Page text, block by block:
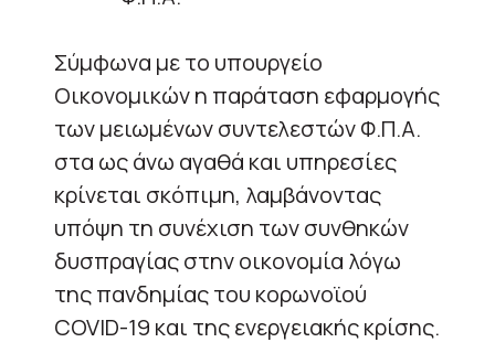
Σύμφωνα με το υπουργείο
Οικονομικών η παράταση εφαρμογής
των μειωμένων συντελεστών Φ.Π.Α.
στα ως άνω αγαθά και υπηρεσίες
κρίνεται σκόπιμη, λαμβάνοντας
υπόψη τη συνέχιση των συνθηκών
δυσπραγίας στην οικονομία λόγω
της πανδημίας του κορωνοϊού
COVID-19 και της ενεργειακής κρίσης.